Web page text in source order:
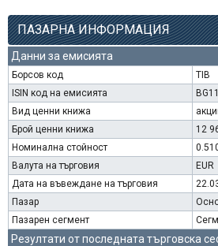
ПАЗАРНА ИНФОРМАЦИЯ
Данни за емисията
Борсов код
TIB
ISIN код на емисията
Вид ценни книжа
Брой ценни книжа
12
Номинална стойност
Валута на търговия
EUR
Дата на въвеждане на търговия
Пазар
Пазарен сегмент
Резултати от последната търговска